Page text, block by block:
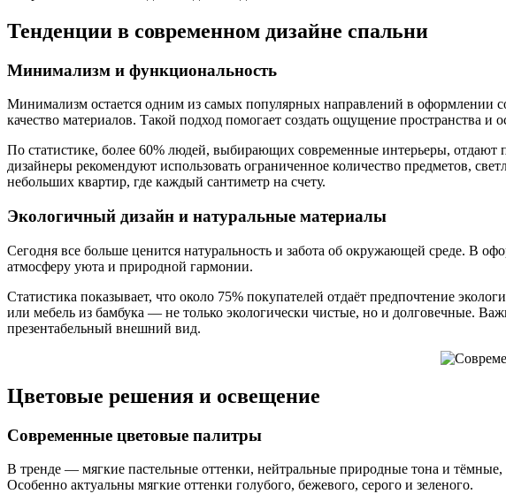
Тенденции в современном дизайне спальни
Минимализм и функциональность
Минимализм остается одним из самых популярных направлений в оформлении
качество материалов. Такой подход помогает создать ощущение пространства и
По статистике, более 60% людей, выбирающих современные интерьеры, отдают
дизайнеры рекомендуют использовать ограниченное количество предметов,
небольших квартир, где каждый сантиметр на счету.
Экологичный дизайн и натуральные материалы
Сегодня все больше ценится натуральность и забота об окружающей среде. В
атмосферу уюта и природной гармонии.
Статистика показывает, что около 75% покупателей отдаёт предпочтение
или мебель из бамбука — не только экологически чистые, но и долговечные.
презентабельный внешний вид.
Цветовые решения и освещение
Современные цветовые палитры
В тренде — мягкие пастельные оттенки, нейтральные природные тона и
Особенно актуальны мягкие оттенки голубого, бежевого, серого и зеленого.